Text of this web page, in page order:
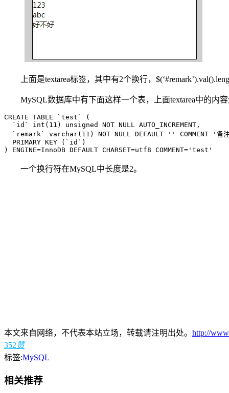
上面是textarea标签，其中有2个换行，
MySQL数据库中有下面这样一个表，上面textarea中的内
CREATE TABLE `test` (
  `id` int(11) unsigned NOT NULL AUTO_INCREMENT,
`remark` varchar(11) NOT NULL DEFAULT '' COMMENT '备
  PRIMARY KEY (`id`)
) ENGINE=InnoDB DEFAULT CHARSET=utf8 COMMENT='test'
一个换行符在MySQL中长度是2。
本文来自网络，不代表本站立场，转载请注明出处。 http://
352赞
标签:MySQL
相关推荐